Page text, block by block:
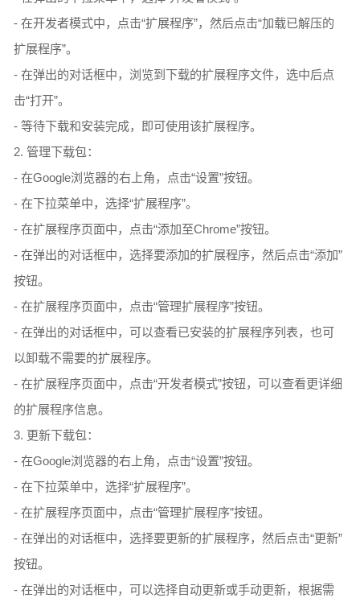
- 在开发者模式中，点击“扩展程序”，然后点击“加载已解压的
扩展程序”。
- 在弹出的对话框中，浏览到下载的扩展程序文件，选中后点
击“打开”。
- 等待下载和安装完成，即可使用该扩展程序。
2. 管理下载包：
- 在Google浏览器的右上角，点击“设置”按钮。
- 在下拉菜单中，选择“扩展程序”。
- 在扩展程序页面中，点击“添加至Chrome”按钮。
- 在弹出的对话框中，选择要添加的扩展程序，然后点击“添加”
按钮。
- 在扩展程序页面中，点击“管理扩展程序”按钮。
- 在弹出的对话框中，可以查看已安装的扩展程序列表，也可
以卸载不需要的扩展程序。
- 在扩展程序页面中，点击“开发者模式”按钮，可以查看更详细
的扩展程序信息。
3. 更新下载包：
- 在Google浏览器的右上角，点击“设置”按钮。
- 在下拉菜单中，选择“扩展程序”。
- 在扩展程序页面中，点击“管理扩展程序”按钮。
- 在弹出的对话框中，选择要更新的扩展程序，然后点击“更新”
按钮。
- 在弹出的对话框中，可以选择自动更新或手动更新，根据需